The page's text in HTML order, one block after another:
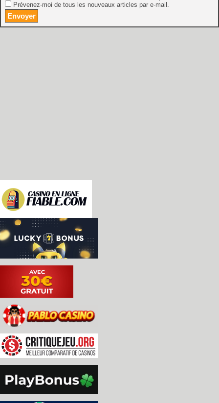
Prévenez-moi de tous les nouveaux articles par e-mail.